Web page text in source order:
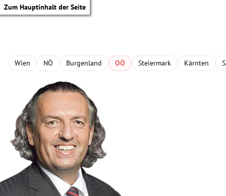
Zum Hauptinhalt der Seite
Wien NÖ Burgenland OÖ Steiermark Kärnten